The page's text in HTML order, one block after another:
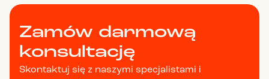
Zamów darmową
konsultację
Skontaktuj się z naszymi specjalistami i